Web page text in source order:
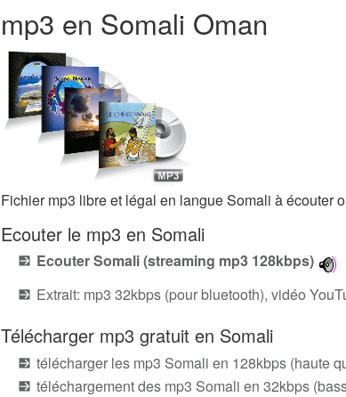
mp3 en Somali Oman
Fichier mp3 libre et légal en langue Somali à écouter
Ecouter le mp3 en Somali
Ecouter Somali (streaming mp3 128kbps)
Extrait: mp3 32kbps (pour bluetooth), vidéo
Télécharger mp3 gratuit en Somali
télécharger les mp3 Somali en 128kbps (haute
téléchargement des mp3 Somali en 32kbps